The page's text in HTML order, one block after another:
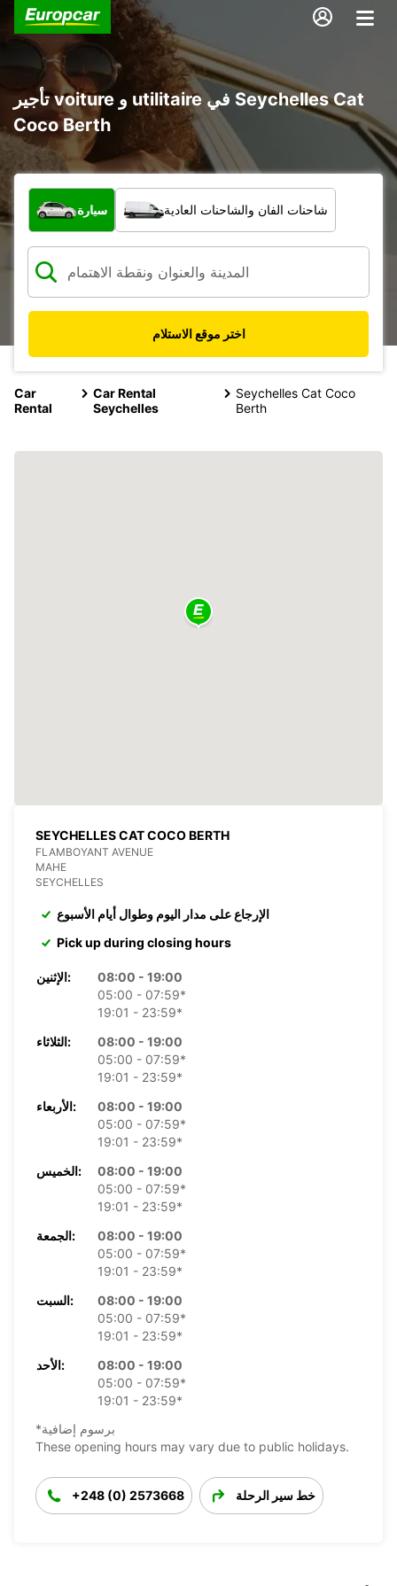
تأجير voiture و utilitaire في Seychelles Cat
Coco Berth
ما نوع المركبة؟
سيارة شاحنات الفان والشاحنات العادية
اختر موقع الاستلام
Car
Rental
Car Rental
Seychelles
Seychelles Cat Coco
Berth
SEYCHELLES CAT COCO BERTH
FLAMBOYANT AVENUE
MAHE
SEYCHELLES
الإرجاع على مدار اليوم وطوال أيام الأسبوع
Pick up during closing hours
الإثنين:
08:00 - 19:00
05:00 - 07:59*
19:01 - 23:59*
الثلاثاء:
08:00 - 19:00
05:00 - 07:59*
19:01 - 23:59*
الأربعاء:
08:00 - 19:00
05:00 - 07:59*
19:01 - 23:59*
الخميس:
08:00 - 19:00
05:00 - 07:59*
19:01 - 23:59*
الجمعة:
08:00 - 19:00
05:00 - 07:59*
19:01 - 23:59*
السبت:
08:00 - 19:00
05:00 - 07:59*
19:01 - 23:59*
الأحد:
08:00 - 19:00
05:00 - 07:59*
19:01 - 23:59*
*برسوم إضافية
These opening hours may vary due to public holidays.
+248 (0) 2573668 خط سير الرحلة